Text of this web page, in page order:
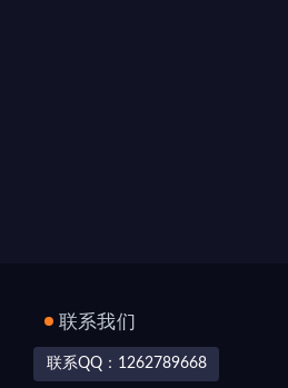
联系我们
联系QQ：1262789668